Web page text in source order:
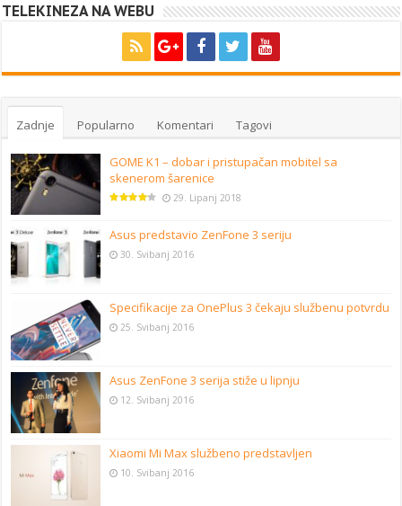
TELEKINEZA NA WEBU
Zadnje Popularno Komentari Tagovi
GOME K1 – dobar i pristupačan mobitel sa
skenerom šarenice
29. Lipanj 2018
Asus predstavio ZenFone 3 seriju
30. Svibanj 2016
Specifikacije za OnePlus 3 čekaju službenu potvrdu
25. Svibanj 2016
Asus ZenFone 3 serija stiže u lipnju
12. Svibanj 2016
Xiaomi Mi Max službeno predstavljen
10. Svibanj 2016